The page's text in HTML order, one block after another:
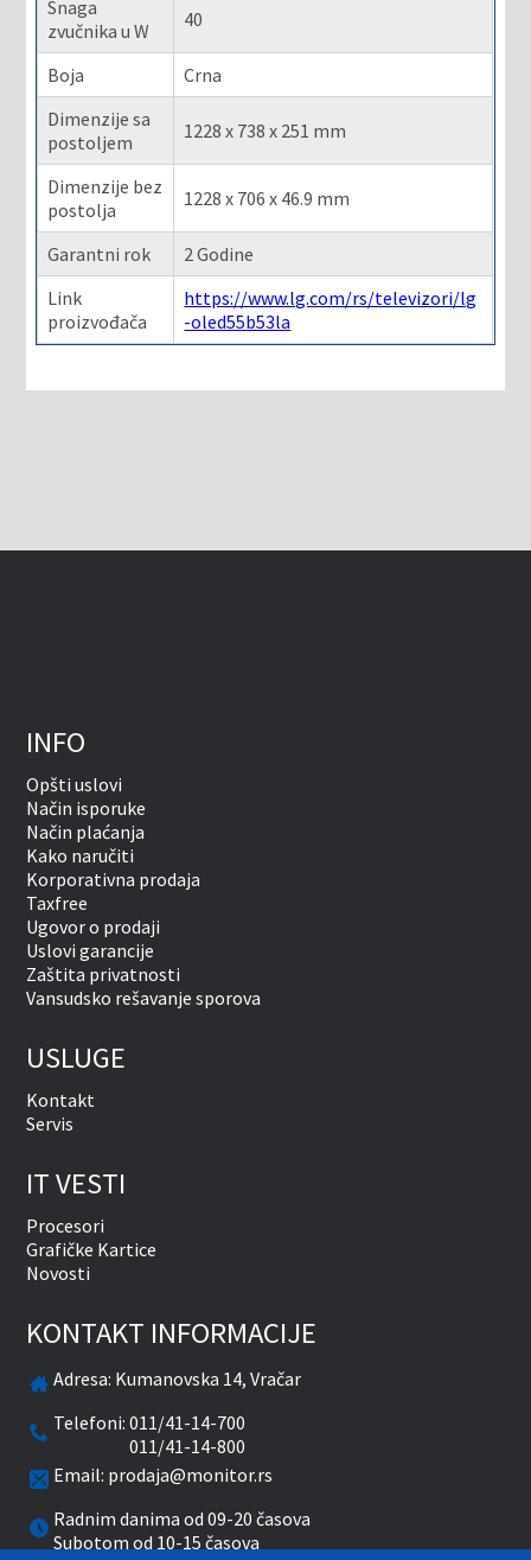
Snaga
zvučnika u W
40
Boja
Crna
Dimenzije sa
postoljem
1228 x 738 x 251 mm
Dimenzije bez
postolja
1228 x 706 x 46.9 mm
Garantni rok
2 Godine
Link
proizvođača
https://www.lg.com/rs/televizori/lg
-oled55b53la
INFO
Opšti uslovi
Način isporuke
Način plaćanja
Kako naručiti
Korporativna prodaja
Taxfree
Ugovor o prodaji
Uslovi garancije
Zaštita privatnosti
Vansudsko rešavanje sporova
USLUGE
Kontakt
Servis
IT VESTI
Procesori
Grafičke Kartice
Novosti
KONTAKT INFORMACIJE
Adresa: Kumanovska 14, Vračar
Telefoni:011/41-14-700
011/41-14-800
Email: prodaja@monitor.rs
Radnim danima od 09-20 časova
Subotom od 10-15 časova